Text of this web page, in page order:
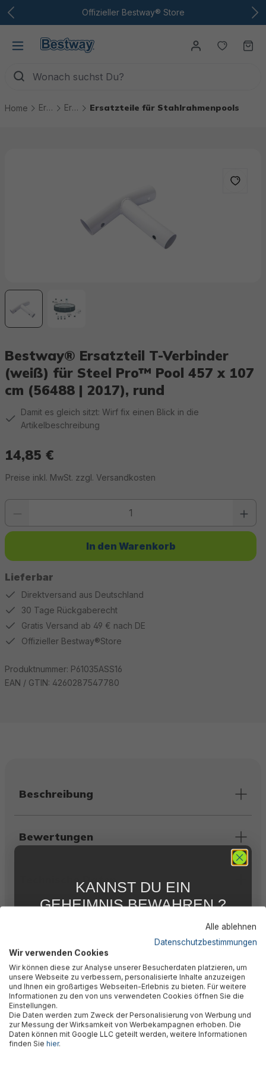
Zum Hauptinhalt Offizieller Bestway® Store
Du
Home Ersatzteile Ersatzteile Pools Ersatzteile für Stahlrahmenpools
Bestway® Ersatzteil T-Verbinder
(weiß) für Steel Pro™ Pool 457 x 107
cm (56488 | 2017), rund
Damit es gleich sitzt: Wirf fix einen Blick in die
Artikelbeschreibung
14,85 €
Preise inkl. MwSt. zzgl. Versandkosten
Lieferbar
Produkt Anzahl: Gib den gewünschten Wert ein oder benutze die
In den Warenkorb
Direktversand aus Deutschland
30 Tage Rückgaberecht
Gratis Versand ab 49 € nach DE
Offizieller Bestway®Store
Produktnummer: P61035ASS16
EAN / GTIN: 4260287547780
Beschreibung
Bewertungen
Technische Daten
Herstellerinformation
🎉 Jetzt den Newsletter
Alle ablehnen
Datenschutzbestimmungen
Wir verwenden Cookies
Wir können diese zur Analyse unserer Besucherdaten platzieren, um
unsere Webseite zu verbessern, personalisierte Inhalte anzuzeigen
und Ihnen ein großartiges Webseiten-Erlebnis zu bieten. Für weitere
Informationen zu den von uns verwendeten Cookies öffnen Sie die
Einstellungen.
Die Daten werden zum Zweck der Personalisierung von Werbung und
zur Messung der Wirksamkeit von Werbekampagnen erhoben. Die
Daten können mit Google LLC geteilt werden, weitere Informationen
finden Sie hier.
KANNST DU EIN
GEHEIMNIS BEWAHREN ?
FÜR DICH
Abonniere jetzt unseren kostenlosen
Newsletter, verpasse keine Neuigkeiten und
Aktionen mehr und sichere Dir 5 %
Willkommensrabatt auf nicht reduzierte Ware
bei Deiner ersten Bestellung !*
Email